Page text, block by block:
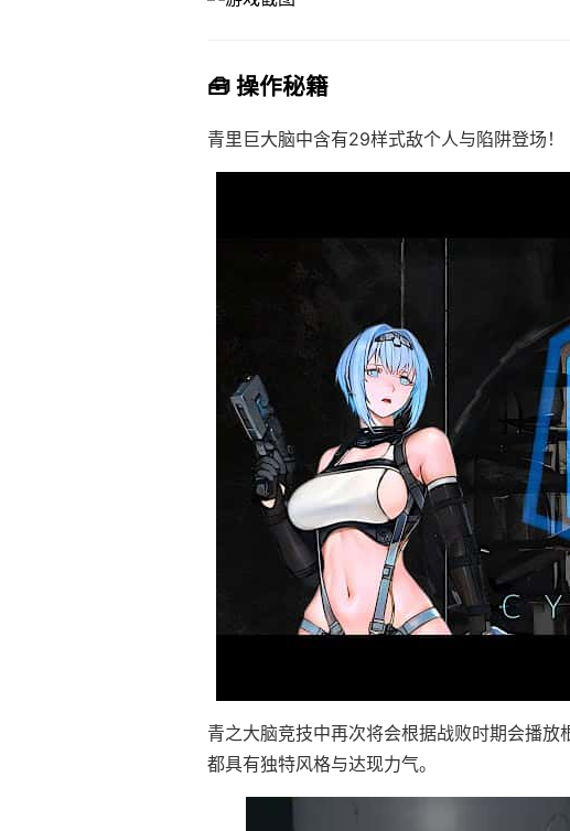
🧰 操作秘籍
青里巨大脑中含有29样式敌个人与陷阱登场！
青之大脑竞技中再次将会根据战败时期会播
都具有独特风格与达现力气。